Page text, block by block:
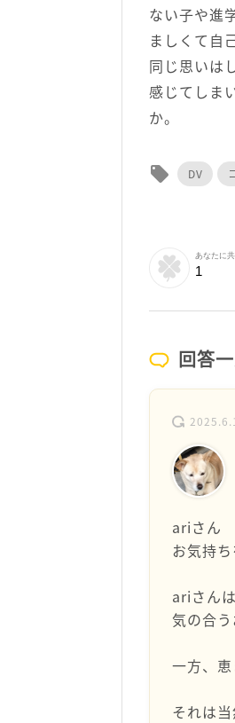
ない子や進
ましくて自
同じ思いは
感じてしま
か。
local_offer DV
あなたに
1
回答
ariさん
お気持
ariさん
気の合
一方、
それは当